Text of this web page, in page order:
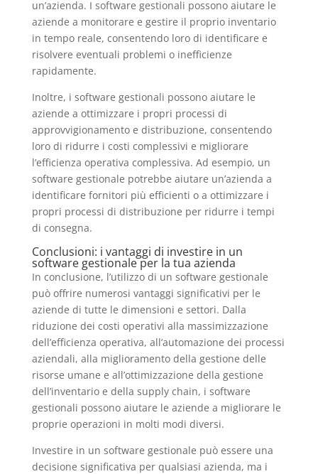
un’azienda. I software gestionali possono aiutare le
aziende a monitorare e gestire il proprio inventario
in tempo reale, consentendo loro di identificare e
risolvere eventuali problemi o inefficienze
rapidamente.
Inoltre, i software gestionali possono aiutare le
aziende a ottimizzare i propri processi di
approvvigionamento e distribuzione, consentendo
loro di ridurre i costi complessivi e migliorare
l’efficienza operativa complessiva. Ad esempio, un
software gestionale potrebbe aiutare un’azienda a
identificare fornitori più efficienti o a ottimizzare i
propri processi di distribuzione per ridurre i tempi
di consegna.
Conclusioni: i vantaggi di investire in un
software gestionale per la tua azienda
In conclusione, l’utilizzo di un software gestionale
può offrire numerosi vantaggi significativi per le
aziende di tutte le dimensioni e settori. Dalla
riduzione dei costi operativi alla massimizzazione
dell’efficienza operativa, all’automazione dei processi
aziendali, alla miglioramento della gestione delle
risorse umane e all’ottimizzazione della gestione
dell’inventario e della supply chain, i software
gestionali possono aiutare le aziende a migliorare le
proprie operazioni in molti modi diversi.
Investire in un software gestionale può essere una
decisione significativa per qualsiasi azienda, ma i